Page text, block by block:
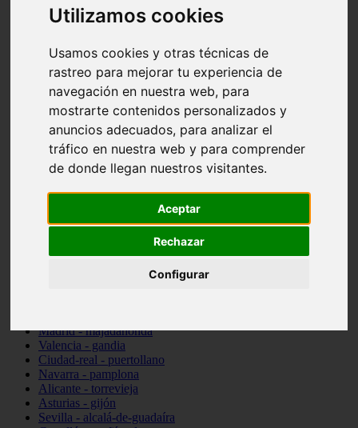
Utilizamos cookies
Usamos cookies y otras técnicas de
rastreo para mejorar tu experiencia de
navegación en nuestra web, para
mostrarte contenidos personalizados y
anuncios adecuados, para analizar el
tráfico en nuestra web y para comprender
de donde llegan nuestros visitantes.
Aceptar
Rechazar
Configurar
Valencia - beniparrell
Valencia - burjassot
Valencia - sagunt
Alicante - alcoi
Asturias - ribadesella
Castellón - benicàssim
Alicante - el-campello
Pontevedra - o-grove
Cádiz - rota
Madrid - las-rozas-de-madrid
Alicante - altea
Alicante - calp
Madrid - majadahonda
Valencia - gandia
Ciudad-real - puertollano
Navarra - pamplona
Alicante - torrevieja
Asturias - gijón
Sevilla - alcalá-de-guadaíra